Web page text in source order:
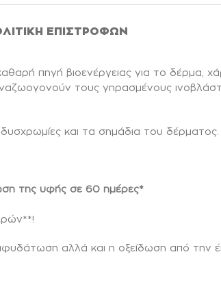
ΕΠΙΣΤΡΟΦΏΝ
πηγή βιοενέργειας για το δέρμα,
τους γηρασμένους
δυσχρωμίες και τα σημάδια του δέρματος.
της υφής σε 60 ημέρες*
αλλά και η οξείδωση από την